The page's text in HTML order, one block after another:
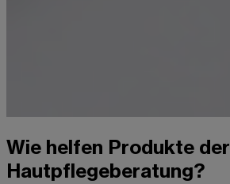
Wie helfen Produkte der
Hautpflegeberatung?